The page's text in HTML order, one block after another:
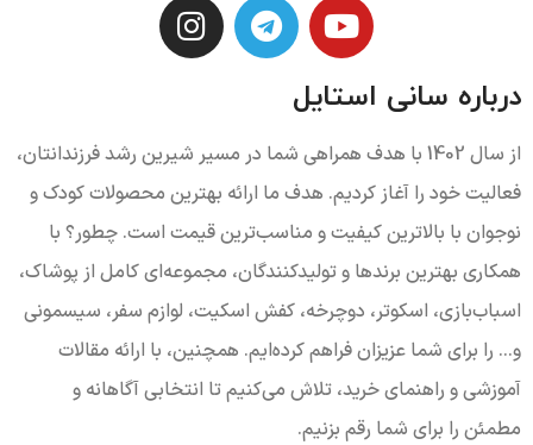
درباره سانی استایل
از سال 1402 با هدف همراهی شما در مسیر شیرین رشد فرزندانتان،
فعالیت خود را آغاز کردیم. هدف ما ارائه بهترین محصولات کودک و
نوجوان با بالاترین کیفیت و مناسب‌ترین قیمت است. چطور؟ با
همکاری بهترین برندها و تولیدکنندگان، مجموعه‌ای کامل از پوشاک،
اسباب‌بازی، اسکوتر، دوچرخه، کفش اسکیت، لوازم سفر، سیسمونی
و... را برای شما عزیزان فراهم کرده‌ایم. همچنین، با ارائه مقالات
آموزشی و راهنمای خرید، تلاش می‌کنیم تا انتخابی آگاهانه و
مطمئن را برای شما رقم بزنیم.